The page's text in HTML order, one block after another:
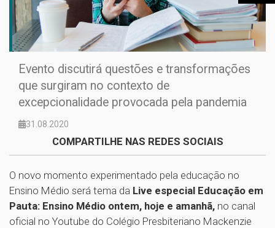
Evento discutirá questões e transformações
que surgiram no contexto de
excepcionalidade provocada pela pandemia
31.08.2020
COMPARTILHE NAS REDES SOCIAIS
O novo momento experimentado pela educação no
Ensino Médio será tema da Live especial Educação em
Pauta: Ensino Médio ontem, hoje e amanhã, no canal
oficial no Youtube do Colégio Presbiteriano Mackenzie